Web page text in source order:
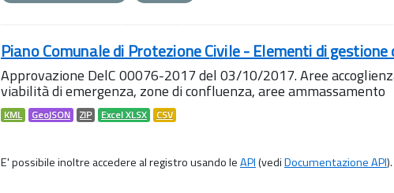
Piano Comunale di Protezione Civile - Elementi di gestione
Approvazione DelC 00076-2017 del 03/10/2017. Aree
viabilità di emergenza, zone di confluenza, aree ammassamento
KML GeoJSON ZIP Excel XLSX CSV
E' possibile inoltre accedere al registro usando leAPI(vediDocumentazione API).